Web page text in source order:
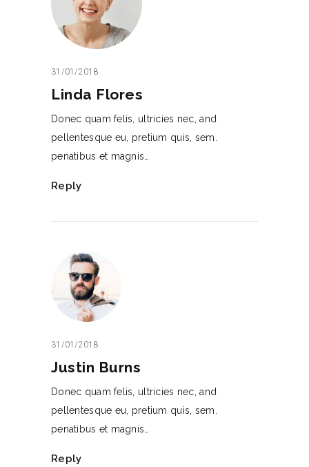
31/01/2018
Linda Flores
Donec quam felis, ultricies nec, and
pellentesque eu, pretium quis, sem.
penatibus et magnis…
Reply
31/01/2018
Justin Burns
Donec quam felis, ultricies nec, and
pellentesque eu, pretium quis, sem.
penatibus et magnis…
Reply